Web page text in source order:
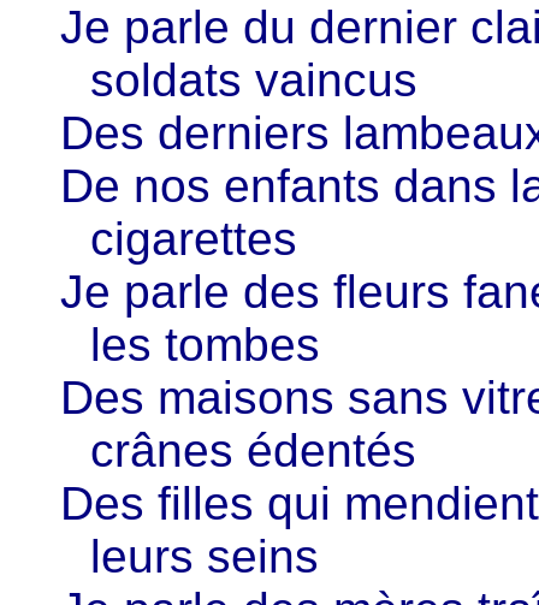
Je parle du dernier
soldats vaincus
Des derniers
De nos enfants dans
cigarettes
Je parle des fleurs
les tombes
Des maisons sans
crânes édentés
Des filles qui
leurs seins